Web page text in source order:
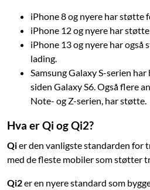
iPhone 8 og nyere har støtte
iPhone 12 og nyere har støtte
iPhone 13 og nyere har
lading.
Samsung Galaxy S-serien
siden Galaxy S6. Også flere
Note- og Z-serien, har støtte.
Hva er Qi og Qi2?
Qier den vanligste standarden for
med de fleste mobiler som støtter
Qi2er en nyere standard som